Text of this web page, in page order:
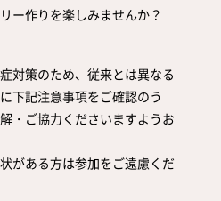
ー作りを楽しみませんか？
対策のため、従来とは異なる
下記注意事項をご確認のう
・ご協力くださいますようお
がある方は参加をご遠慮くだ